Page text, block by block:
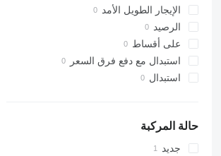
الإيجار الطويل الأمد
الرصيد
على أقساط
استبدال مع دفع فرق السعر
استبدال
حالة المركبة
جديد